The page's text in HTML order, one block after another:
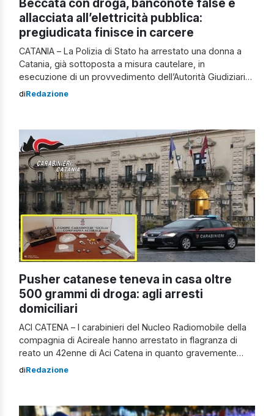
allacciata all’elettricità pubblica:
pregiudicata finisce in carcere
CATANIA – La Polizia di Stato ha arrestato una donna a
Catania, già sottoposta a misura cautelare, in
esecuzione di un provvedimento dell’Autorità Giudiziaria.
Nei giorni scorsi, il Commissariato Centrale, con la
arresti domiciliari, per procedere all’esecuzione di una
misura cautelare […]
diRedazione
Pusher catanese teneva in casa oltre
500 grammi di droga: agli arresti
domiciliari
ACI CATENA – I carabinieri del Nucleo Radiomobile della
compagnia di Acireale hanno arrestato in flagranza di
reato un 42enne di Aci Catena in quanto gravemente
indiziato di detenzione ai fini di spaccio di sostanze
allo spaccio di droga, hanno […]
diRedazione